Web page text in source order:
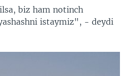
biz ham notinch
istaymiz", - deydi